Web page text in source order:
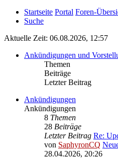
Startseite Portal Foren-
Suche
Aktuelle Zeit: 06.08.2026, 12:57
Ankündigungen und
Themen
Beiträge
Letzter Beitrag
Ankündigungen
Ankündigungen
8 Themen
28 Beiträge
Letzter Beitrag Re:
von SaphyronCQ
28.04.2026, 20:26